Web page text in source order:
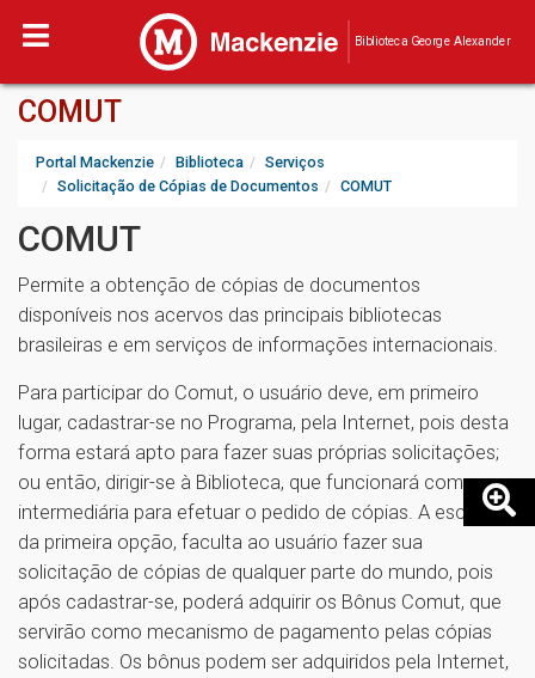
Biblioteca George Alexander
COMUT
Portal Mackenzie Biblioteca
Serviços
Solicitação de Cópias de Documentos
COMUT
COMUT
Permite a obtenção de cópias de documentos
disponíveis nos acervos das principais bibliotecas
brasileiras e em serviços de informações internacionais.
Para participar do Comut, o usuário deve, em primeiro
lugar, cadastrar-se no Programa, pela Internet, pois desta
forma estará apto para fazer suas próprias solicitações;
ou então, dirigir-se à Biblioteca, que funcionará como
intermediária para efetuar o pedido de cópias. A escolha
da primeira opção, faculta ao usuário fazer sua
solicitação de cópias de qualquer parte do mundo, pois
após cadastrar-se, poderá adquirir os Bônus Comut, que
servirão como mecanismo de pagamento pelas cópias
solicitadas. Os bônus podem ser adquiridos pela Internet,